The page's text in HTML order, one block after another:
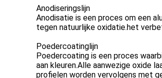
Anodiseringslijn
Anodisatie is een proces om een
tegen natuurlijke oxidatie.het
Poedercoatinglijn
Poedercoating is een proces
aan kleuren.Alle aanwezige oxide
profielen worden vervolgens met